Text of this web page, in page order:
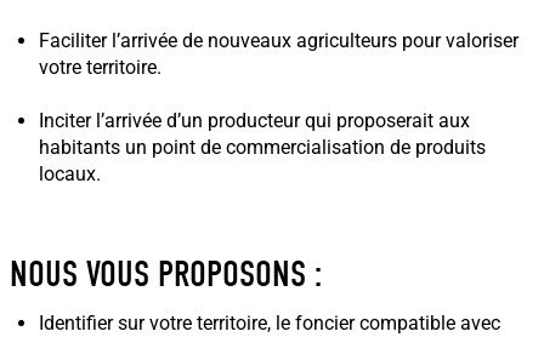
Faciliter l’arrivée de nouveaux agriculteurs pour valoriser
votre territoire.
Inciter l’arrivée d’un producteur qui proposerait aux
habitants un point de commercialisation de produits
locaux.
NOUS VOUS PROPOSONS :
Identifier sur votre territoire, le foncier compatible avec